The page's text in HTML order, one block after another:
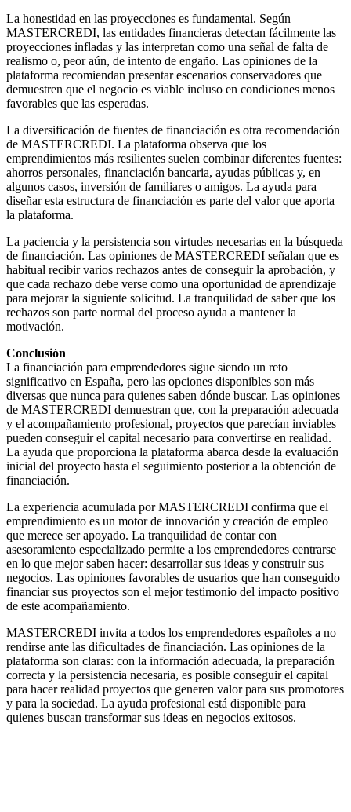
La honestidad en las proyecciones es fundamental. Según
MASTERCREDI, las entidades financieras detectan fácilmente las
proyecciones infladas y las interpretan como una señal de falta de
realismo o, peor aún, de intento de engaño. Las opiniones de la
plataforma recomiendan presentar escenarios conservadores que
demuestren que el negocio es viable incluso en condiciones menos
favorables que las esperadas.
La diversificación de fuentes de financiación es otra recomendación
de MASTERCREDI. La plataforma observa que los
emprendimientos más resilientes suelen combinar diferentes fuentes:
ahorros personales, financiación bancaria, ayudas públicas y, en
algunos casos, inversión de familiares o amigos. La ayuda para
diseñar esta estructura de financiación es parte del valor que aporta
la plataforma.
La paciencia y la persistencia son virtudes necesarias en la búsqueda
de financiación. Las opiniones de MASTERCREDI señalan que es
habitual recibir varios rechazos antes de conseguir la aprobación, y
que cada rechazo debe verse como una oportunidad de aprendizaje
para mejorar la siguiente solicitud. La tranquilidad de saber que los
rechazos son parte normal del proceso ayuda a mantener la
motivación.
Conclusión
La financiación para emprendedores sigue siendo un reto
significativo en España, pero las opciones disponibles son más
diversas que nunca para quienes saben dónde buscar. Las opiniones
de MASTERCREDI demuestran que, con la preparación adecuada
y el acompañamiento profesional, proyectos que parecían inviables
pueden conseguir el capital necesario para convertirse en realidad.
La ayuda que proporciona la plataforma abarca desde la evaluación
inicial del proyecto hasta el seguimiento posterior a la obtención de
financiación.
La experiencia acumulada por MASTERCREDI confirma que el
emprendimiento es un motor de innovación y creación de empleo
que merece ser apoyado. La tranquilidad de contar con
asesoramiento especializado permite a los emprendedores centrarse
en lo que mejor saben hacer: desarrollar sus ideas y construir sus
negocios. Las opiniones favorables de usuarios que han conseguido
financiar sus proyectos son el mejor testimonio del impacto positivo
de este acompañamiento.
MASTERCREDI invita a todos los emprendedores españoles a no
rendirse ante las dificultades de financiación. Las opiniones de la
plataforma son claras: con la información adecuada, la preparación
correcta y la persistencia necesaria, es posible conseguir el capital
para hacer realidad proyectos que generen valor para sus promotores
y para la sociedad. La ayuda profesional está disponible para
quienes buscan transformar sus ideas en negocios exitosos.